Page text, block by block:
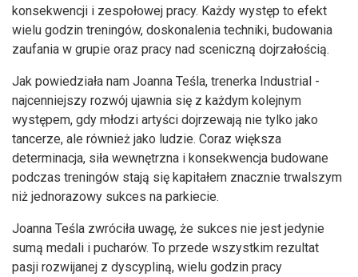
konsekwencji i zespołowej pracy. Każdy występ to efekt
wielu godzin treningów, doskonalenia techniki, budowania
zaufania w grupie oraz pracy nad sceniczną dojrzałością.
Jak powiedziała nam Joanna Teśla, trenerka Industrial -
najcenniejszy rozwój ujawnia się z każdym kolejnym
występem, gdy młodzi artyści dojrzewają nie tylko jako
tancerze, ale również jako ludzie. Coraz większa
determinacja, siła wewnętrzna i konsekwencja budowane
podczas treningów stają się kapitałem znacznie trwalszym
niż jednorazowy sukces na parkiecie.
Joanna Teśla zwróciła uwagę, że sukces nie jest jedynie
sumą medali i pucharów. To przede wszystkim rezultat
pasji rozwijanej z dyscypliną, wielu godzin pracy